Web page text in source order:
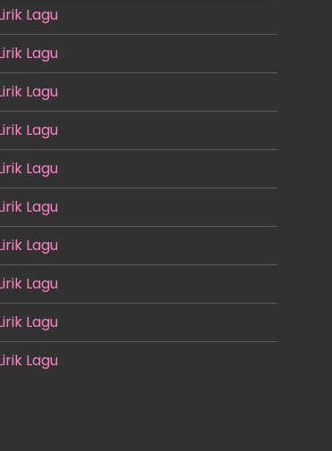
Lagu
Lagu
Lagu
Lagu
Lagu
Lagu
Lagu
Lagu
Lagu
Lagu